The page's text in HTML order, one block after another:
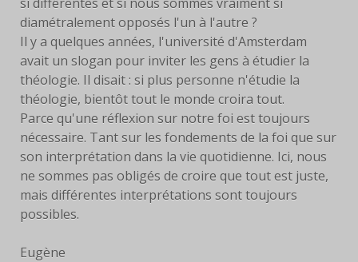
PHOTOS
PHOTOS
CONTEMPORAINES
ANCIENNES PHOTOS
CONTACT
diamétralement opposés l'un à l'autre ?
Il y a quelques années, l'université d'Amsterdam
avait un slogan pour inviter les gens à étudier la
théologie. Il disait : si plus personne n'étudie la
théologie, bientôt tout le monde croira tout.
Parce qu'une réflexion sur notre foi est toujours
nécessaire. Tant sur les fondements de la foi que sur
son interprétation dans la vie quotidienne. Ici, nous
ne sommes pas obligés de croire que tout est juste,
mais différentes interprétations sont toujours
possibles.
Eugène